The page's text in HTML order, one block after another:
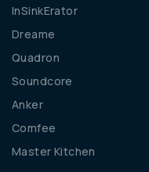
InSinkErator
Dreame
Quadron
Soundcore
Anker
Comfee
Master Kitchen